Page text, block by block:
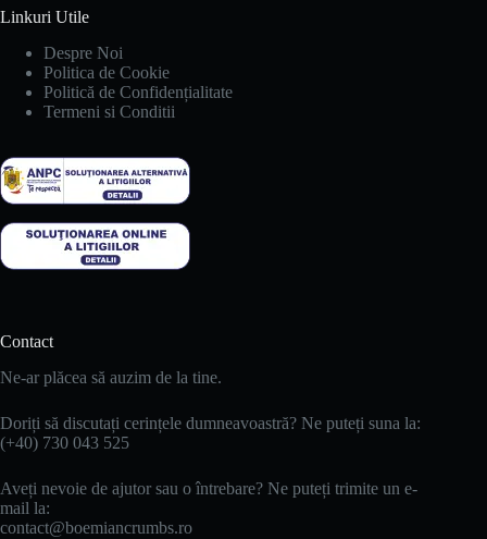
Linkuri Utile
Despre Noi
Politica de Cookie
Politică de Confidențialitate
Termeni si Conditii
Contact
Ne-ar plăcea să auzim de la tine.
Doriți să discutați cerințele dumneavoastră? Ne puteți suna la:
(+40) 730 043 525
Aveți nevoie de ajutor sau o întrebare? Ne puteți trimite un e-
mail la:
contact@boemiancrumbs.ro